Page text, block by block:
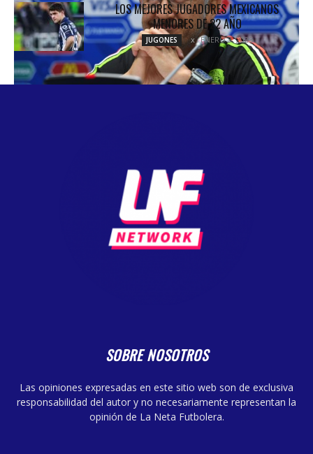
LOS MEJORES JUGADORES MEXICANOS
MENORES DE 22 AÑO
JUGONES ENERO 3, 2025
SOBRE NOSOTROS
Las opiniones expresadas en este sitio web son de exclusiva
responsabilidad del autor y no necesariamente representan la
opinión de La Neta Futbolera.